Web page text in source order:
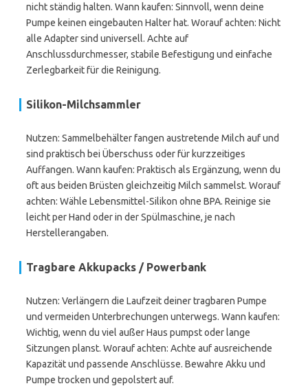
nicht ständig halten. Wann kaufen: Sinnvoll, wenn deine
Pumpe keinen eingebauten Halter hat. Worauf achten: Nicht
alle Adapter sind universell. Achte auf
Anschlussdurchmesser, stabile Befestigung und einfache
Zerlegbarkeit für die Reinigung.
Silikon-Milchsammler
Nutzen: Sammelbehälter fangen austretende Milch auf und
sind praktisch bei Überschuss oder für kurzzeitiges
Auffangen. Wann kaufen: Praktisch als Ergänzung, wenn du
oft aus beiden Brüsten gleichzeitig Milch sammelst. Worauf
achten: Wähle Lebensmittel-Silikon ohne BPA. Reinige sie
leicht per Hand oder in der Spülmaschine, je nach
Herstellerangaben.
Tragbare Akkupacks / Powerbank
Nutzen: Verlängern die Laufzeit deiner tragbaren Pumpe
und vermeiden Unterbrechungen unterwegs. Wann kaufen:
Wichtig, wenn du viel außer Haus pumpst oder lange
Sitzungen planst. Worauf achten: Achte auf ausreichende
Kapazität und passende Anschlüsse. Bewahre Akku und
Pumpe trocken und gepolstert auf.